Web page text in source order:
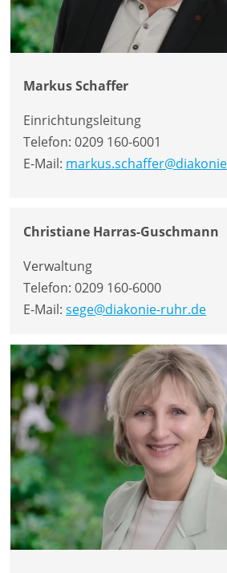
Markus Schaffer
Einrichtungsleitung
Telefon: 0209 160-6001
E-Mail:
Christiane Harras-Guschmann
Verwaltung
Telefon: 0209 160-6000
E-Mail: sege@diakonie-ruhr.de